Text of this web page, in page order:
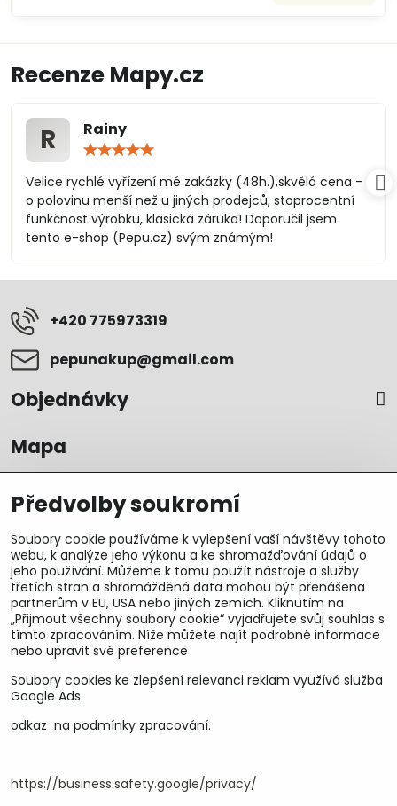
Recenze Mapy.cz
R Rainy
/
5
Velice rychlé vyřízení mé zakázky (48h.),skvělá cena -
o polovinu menší než u jiných prodejců, stoprocentní
funkčnost výrobku, klasická záruka! Doporučil jsem
tento e-shop (Pepu.cz) svým známým!
+420 775973319
pepunakup​@gmail​.com
Objednávky
Mapa
U&M parts s.r.o.
U Zastávky 150, Horní Staré Město
DIČ CZ25930184
Předvolby soukromí
Soubory cookie používáme k vylepšení vaší návštěvy tohoto
webu, k analýze jeho výkonu a ke shromažďování údajů o
jeho používání. Můžeme k tomu použít nástroje a služby
třetích stran a shromážděná data mohou být přenášena
partnerům v EU, USA nebo jiných zemích. Kliknutím na
„Přijmout všechny soubory cookie“ vyjadřujete svůj souhlas s
tímto zpracováním. Níže můžete najít podrobné informace
nebo upravit své preference
Soubory cookies ke zlepšení relevanci reklam využívá služba
Google Ads.
odkaz na podmínky zpracování.
https://business.safety.google/privacy/